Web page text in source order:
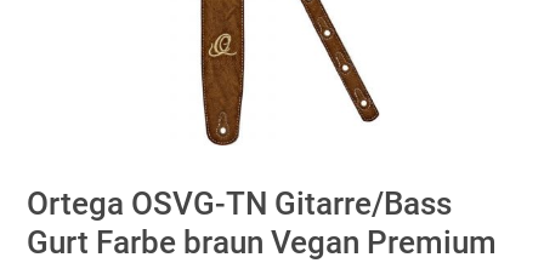
Ortega OSVG-TN Gitarre/Bass
Gurt Farbe braun Vegan Premium